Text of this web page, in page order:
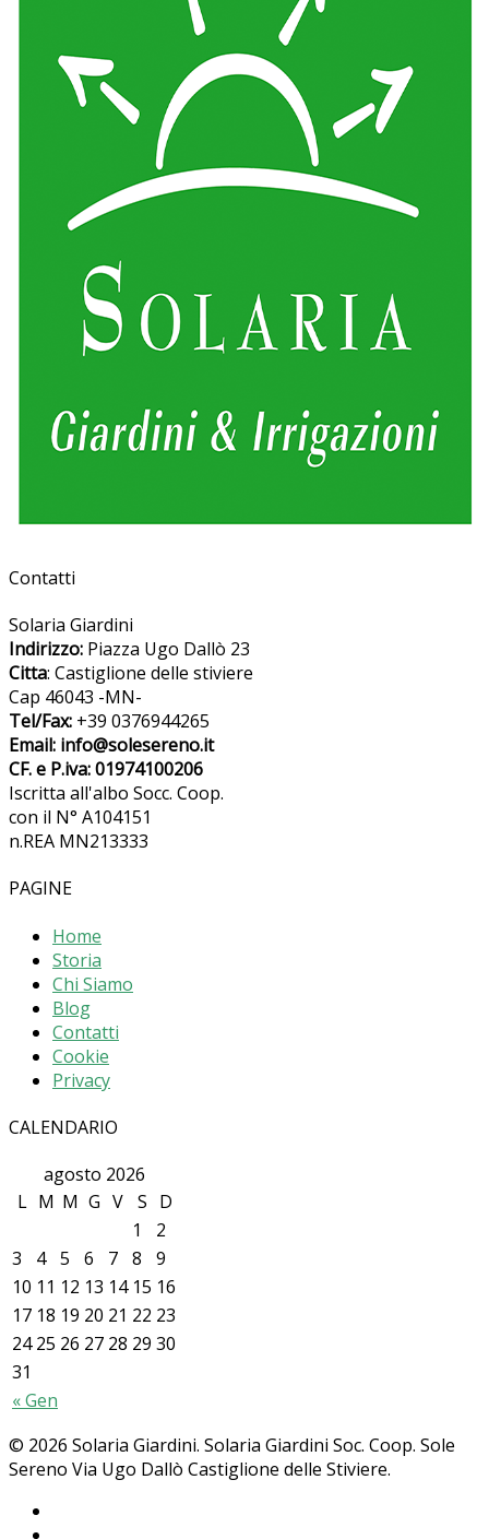
Contatti
Solaria Giardini
Indirizzo: Piazza Ugo Dallò 23
Citta: Castiglione delle stiviere
Cap 46043 -MN-
Tel/Fax: +39 0376944265
Email: info@solesereno.it
CF. e P.iva: 01974100206
Iscritta all'albo Socc. Coop.
con il N° A104151
n.REA MN213333
PAGINE
Home
Storia
Chi Siamo
Blog
Contatti
Cookie
Privacy
CALENDARIO
agosto 2026
L M M G V S D
« Gen
1
2
3
4 5 6 7 8
9
10 11 12 13 14 15 16
17 18 19 20 21 22 23
24 25 26 27 28 29 30
31
© 2026 Solaria Giardini. Solaria Giardini Soc. Coop. Sole
Sereno Via Ugo Dallò Castiglione delle Stiviere.